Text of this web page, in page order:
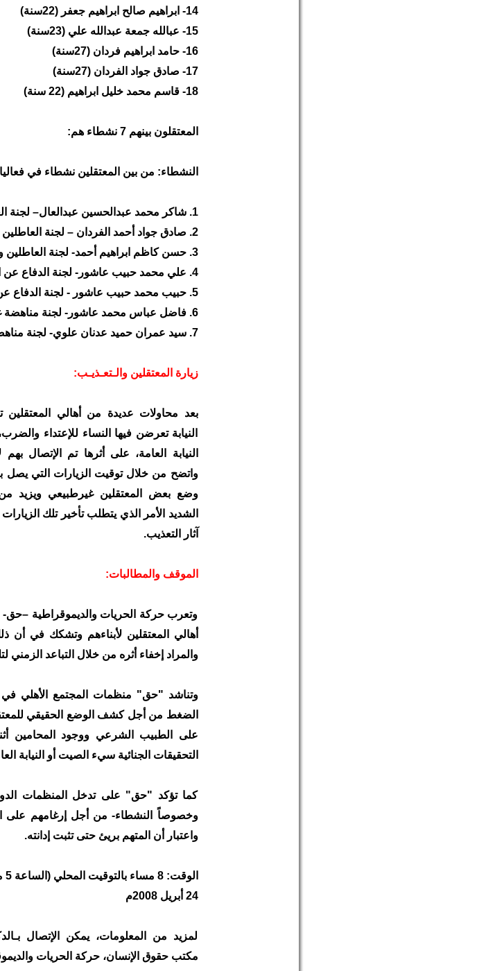
14- ابراهيم صالح ابراهيم جعفر (22سنة)
15- عبالله جمعة عبدالله علي (23سنة)
16- حامد ابراهيم فردان (27سنة)
17- صادق جواد الفردان (27سنة)
18- قاسم محمد خليل ابراهيم (22 سنة)
المعتقلون بينهم 7 نشطاء هم:
النشطاء: من بين المعتقلين نشطاء في
1. شاكر محمد عبدالحسين عبدالعال– لجنة العاطلين ومتدني الدخل
2. صادق جواد أحمد الفردان – لجنة العاطلين ومتدني الدخل
3. حسن كاظم ابراهيم أحمد- لجنة العاطلين ومتدني الدخل
4. علي محمد حبيب عاشور- لجنة الدفاع عن المعتقلين
5. حبيب محمد حبيب عاشور - لجنة الدفاع عن المعتقلين
6. فاضل عباس محمد عاشور- لجنة مناهضة غلاء الأسعار
7. سيد عمران حميد عدنان علوي- لجنة مناهضة استقطاع 1%
زيارة المعتقلين والـتعـذيـب:
بعد محاولات عديدة من أهالي
النيابة تعرضن فيها النساء للإعتداء
النيابة العامة، على أثرها تم الإتصال بهم
وضع بعض المعتقلين غيرطبيعي ويزيد
الشديد الأمر الذي يتطلب تأخير تلك
آثار التعذيب.
الموقف والمطالبات:
وتعرب حركة الحريات والديموقراطية –حق-
أهالي المعتقلين لأبناءهم وتشكك في
والمراد إخفاء أثره من خلال التباعد الزمني
وتناشد "حق" منظمات المجتمع الأهلي في
الضغط من أجل كشف الوضع الحقيقي
على الطبيب الشرعي ووجود المحامين
التحقيقات الجنائية سيء الصيت أو النيابة
كما تؤكد "حق" على تدخل المنظمات
وخصوصاً النشطاء- من أجل إرغامهم على
واعتبار أن المتهم بريئ حتى تثبت إدانته.
الوقت: 8 مساء بالتوقيت المحلي (الساعة 5 مساء بتوقيت غرينتش)
24 أبريل 2008م
لمزيد من المعلومات، يمكن الإتصال
مكتب حقوق الإنسان، حركة الحريات